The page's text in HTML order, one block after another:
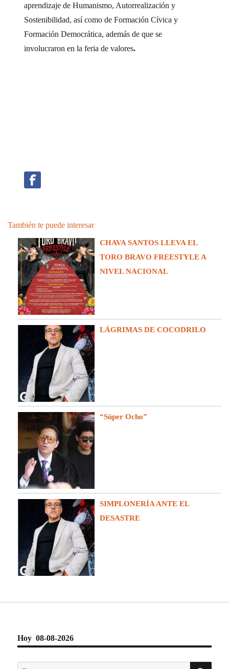
aprendizaje de Humanismo, Autorrealización y
Sostenibilidad, así como de Formación Cívica y
Formación Democrática, además de que se
involucraron en la feria de valores.
También te puede interesar
CHAVA SANTOS LLEVA EL
TORO BRAVO FREESTYLE A
NIVEL NACIONAL
LÁGRIMAS DE COCODRILO
“Súper Ocho”
SIMPLONERÍA ANTE EL
DESASTRE
Hoy 08-08-2026